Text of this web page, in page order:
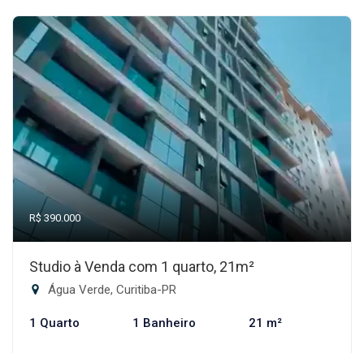
R$ 390.000
Studio à Venda com 1 quarto, 21m²
Água Verde, Curitiba-PR
1 Quarto 1 Banheiro 21 m²